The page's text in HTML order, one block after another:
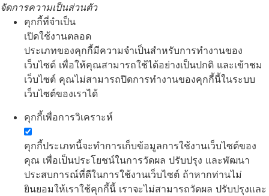
จัดการความเป็นส่วนตัว
คุกกี้ที่จำเป็น
เปิดใช้งานตลอด
ประเภทของคุกกี้มีความจำเป็นสำหรับการทำงานของ
เว็บไซต์ เพื่อให้คุณสามารถใช้ได้อย่างเป็นปกติ และเข้าชม
เว็บไซต์ คุณไม่สามารถปิดการทำงานของคุกกี้นี้ในระบบ
เว็บไซต์ของเราได้
คุกกี้เพื่อการวิเคราะห์
คุกกี้ประเภทนี้จะทำการเก็บข้อมูลการใช้งานเว็บไซต์ของ
คุณ เพื่อเป็นประโยชน์ในการวัดผล ปรับปรุง และพัฒนา
ประสบการณ์ที่ดีในการใช้งานเว็บไซต์ ถ้าหากท่านไม่
ยินยอมให้เราใช้คุกกี้นี้ เราจะไม่สามารถวัดผล ปรับปรุงและ